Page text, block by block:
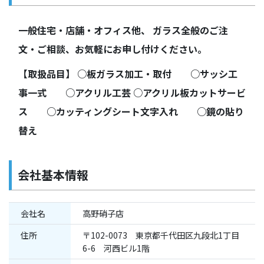
一般住宅・店舗・オフィス他、 ガラス全般のご注
文・ご相談、お気軽にお申し付けください。
【取扱品目】 ○板ガラス加工・取付 ○サッシ工
事一式 ○アクリル工芸 ○アクリル板カットサービ
ス ○カッティングシート文字入れ ○鏡の貼り
替え
会社基本情報
会社名
高野硝子店
住所
〒102-0073 東京都千代田区九段北1丁目
6-6 河西ビル1階